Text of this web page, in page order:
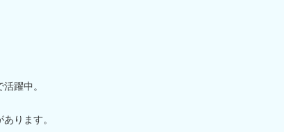
躍中。
ります。